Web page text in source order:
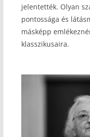
jelentették. Olyan
pontossága és
másképp
klasszikusaira.